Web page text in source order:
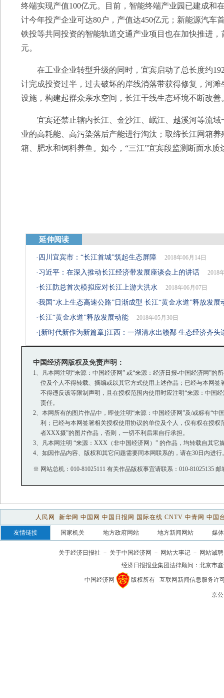
终端实现产值100亿元。目前，智能终端产业园已建成和
计今年投产企业可达80户，产值达450亿元；新能源汽车
铁投等共同投资的智能轨道交通产业项目也在加快推进
元。
在工业企业转型升级的同时，宜宾启动了总长度约
计完成投资过半，过去破坏的岸线消落带获得修复，河
设施，构建起群众亲水空间，长江干线生态环境不断改善
宜宾还禁止辖内长江、金沙江、岷江、越溪河等流域
业的高耗能、高污染落后产能进行淘汰；取缔长江网箱
箱、肥水和饲料养鱼。如今，“三江”宜宾段监测断面水
延伸阅读
· 四川宜宾市：“长江首城”筑起生态屏障 2018年06月14日
· 习近平：在深入推动长江经济带发展座谈会上的讲话 2018
·长江防总首次模拟应对长江上游大洪水 2018年06月07日
·我国“水上生态高速公路”日渐成型 长江“黄金水道”释放发展
·长江“黄金水道”释放发展动能 2018年05月30日
· [新时代新作为新篇章]江西：一湖清水出赣鄱 生态经济齐头
中国经济网版权及免责声明：
1、凡本网注明“来源：中国经济网” 或“来源：经济日报-中国经济网”
位及个人不得转载、摘编或以其它方式使用上述作品；已经与本网签
不得违反该等限制声明，且在授权范围内使用时应注明“来源：中国
责任。
2、本网所有的图片作品中，即使注明“来源：中国经济网”及/或标有“
利；已经与本网签署相关授权使用协议的单位及个人，仅有权在授权
者XXX摄”的图片作品，否则，一切不利后果自行承担。
3、凡本网注明 “来源：XXX（非中国经济网）” 的作品，均转载自其
4、如因作品内容、版权和其它问题需要同本网联系的，请在30日内进行
※ 网站总机：010-81025111 有关作品版权事宜请联系：010-81025135 邮
关于经济日报社 － 关于中国经济网 － 网站大事记 － 网站诚聘
经济日报报业集团法律顾问： 北京市
中国经济网 版权所有 互联网新闻信息服务许
京